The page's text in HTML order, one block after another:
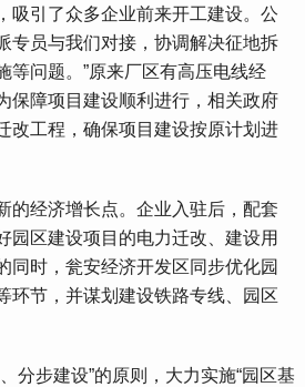
吸引了众多企业前来开工建设。公
专员与我们对接，协调解决征地拆
等问题。”原来厂区有高压电线经
保障项目建设顺利进行，相关政府
改工程，确保项目建设按原计划进
经济增长点。企业入驻后，配套
园区建设项目的电力迁改、建设用
同时，瓮安经济开发区同步优化园
环节，并谋划建设铁路专线、园区
步建设”的原则，大力实施“园区基